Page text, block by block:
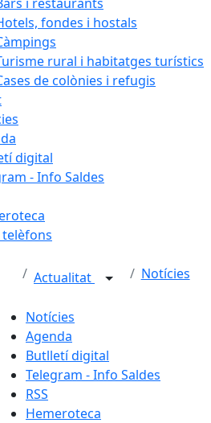
fondes i hostals
rural i habitatges turístics
de colònies i refugis
digital
- Info Saldes
telèfons
Actualitat Notícies
Notícies
Agenda
Butlletí digital
Telegram - Info Saldes
RSS
Hemeroteca